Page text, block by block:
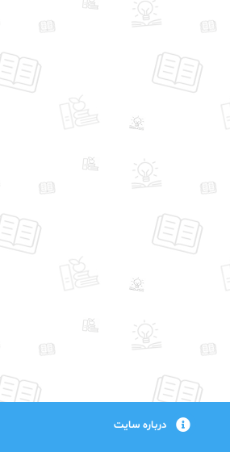
درباره سایت